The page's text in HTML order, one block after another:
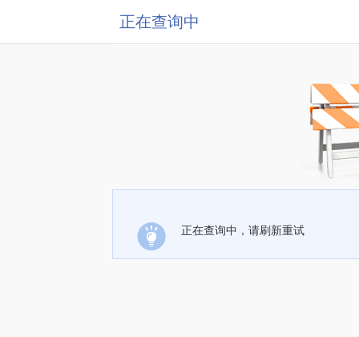
正在查询中
正在查询中，请刷新重试